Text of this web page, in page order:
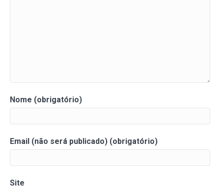
Nome (obrigatório)
Email (não será publicado) (obrigatório)
Site